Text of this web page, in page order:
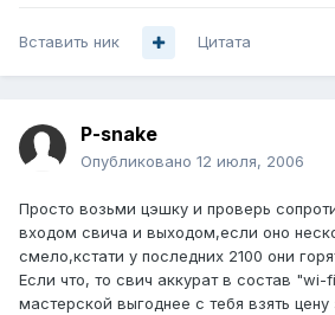
Вставить ник Цитата
P-snake
Опубликовано 12 июля, 2006
Просто возьми цэшку и проверь
входом свича и выходом,если оно
смело,кстати у последних 2100 они
Если что, то свич аккурат в состав
мастерской выгоднее с тебя взять